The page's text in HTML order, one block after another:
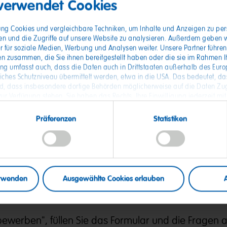
Cookies
Cookies und vergleichbare Techniken, um Inhalte und Anzeigen zu
und die Zugriffe auf unsere Website zu analysieren. Außerdem geben
für soziale Medien, Werbung und Analysen weiter. Unsere Partner
zusammen, die Sie ihnen bereitgestellt haben oder die sie im Rahmen
umfasst auch, dass die Daten auch in Drittstaaten außerhalb des
Schutzniveau übermittelt werden, etwa in die USA. Das bedeutet,
dass insbesondere dortige Behörden möglicherweise auf die Daten
Sie
hier.
Präferenzen Statistiken
Ausgewählte Cookies erlauben
& MAOAM Naschflatrate am Arbeitsplatz,
Nachtdienst, vergünstigter Kaffee
So geht's weiter:
füllen Sie das Formular und die Fragen